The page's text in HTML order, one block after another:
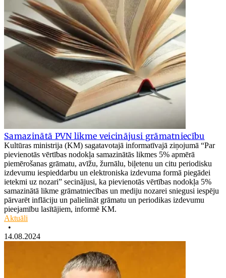
Samazinātā PVN likme veicinājusi grāmatniecību
Kultūras ministrija (KM) sagatavotajā informatīvajā ziņojumā “Par
pievienotās vērtības nodokļa samazinātās likmes 5% apmērā
piemērošanas grāmatu, avīžu, žurnālu, biļetenu un citu periodisku
izdevumu iespieddarbu un elektroniska izdevuma formā piegādei
ietekmi uz nozari” secinājusi, ka pievienotās vērtības nodokļa 5%
samazinātā likme grāmatniecības un mediju nozarei sniegusi iespēju
pārvarēt inflāciju un palielināt grāmatu un periodikas izdevumu
pieejamību lasītājiem, informē KM.
Aktuāli
•
14.08.2024